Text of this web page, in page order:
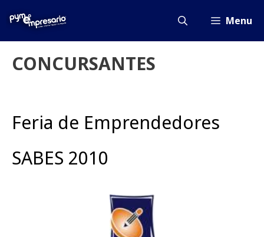
Menu
CONCURSANTES
Feria de Emprendedores
SABES 2010